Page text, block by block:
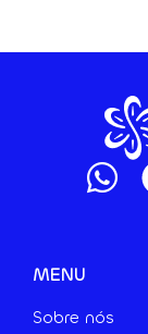
MENU
Sobre nós